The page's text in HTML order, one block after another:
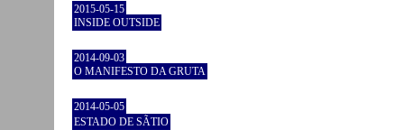
2015-05-15
INSIDE OUTSIDE
2014-09-03
O MANIFESTO DA GRUTA
2014-05-05
ESTADO DE SÃTIO